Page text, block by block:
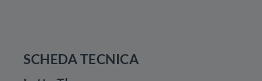
SCHEDA TECNICA